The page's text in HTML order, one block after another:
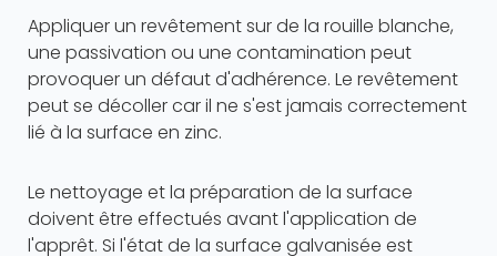
Appliquer un revêtement sur de la rouille blanche,
une passivation ou une contamination peut
provoquer un défaut d'adhérence. Le revêtement
peut se décoller car il ne s'est jamais correctement
lié à la surface en zinc.
Le nettoyage et la préparation de la surface
doivent être effectués avant l'application de
l'apprêt. Si l'état de la surface galvanisée est